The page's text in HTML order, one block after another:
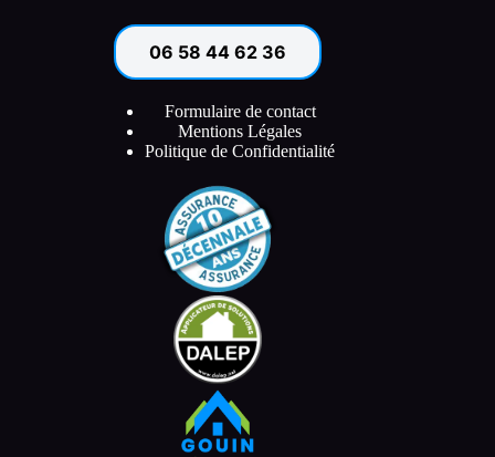
06 58 44 62 36
Formulaire de contact
Mentions Légales
Politique de Confidentialité